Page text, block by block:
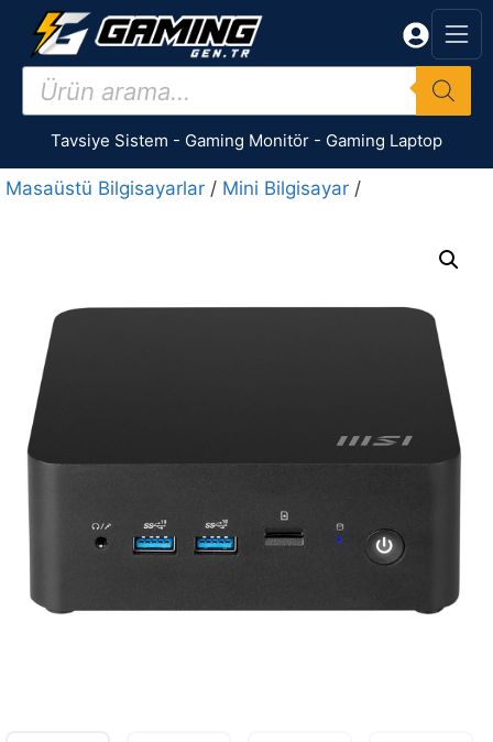
İçeriğe
Products
search
Tavsiye Sistem - Gaming Monitör - Gaming Laptop
Masaüstü Bilgisayarlar / Mini Bilgisayar /